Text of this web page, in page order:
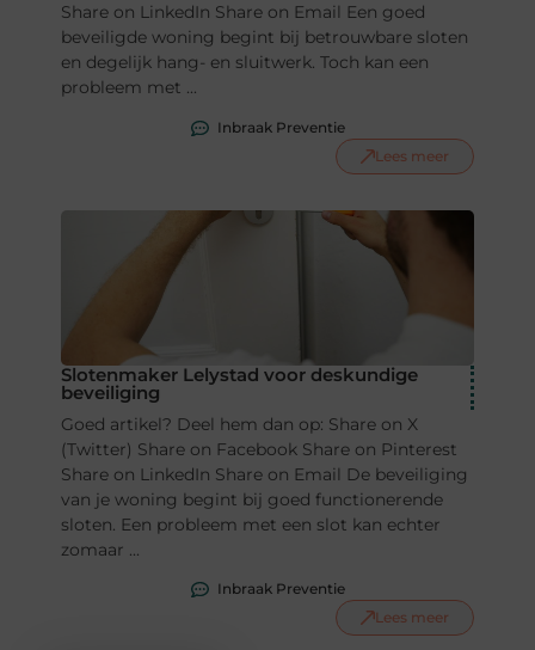
Share on LinkedIn Share on Email Een goed
beveiligde woning begint bij betrouwbare sloten
en degelijk hang- en sluitwerk. Toch kan een
probleem met ...
Inbraak Preventie
Lees meer
Slotenmaker Lelystad voor deskundige
beveiliging
Goed artikel? Deel hem dan op: Share on X
(Twitter) Share on Facebook Share on Pinterest
Share on LinkedIn Share on Email De beveiliging
van je woning begint bij goed functionerende
sloten. Een probleem met een slot kan echter
zomaar ...
Inbraak Preventie
Lees meer